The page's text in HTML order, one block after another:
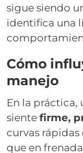
sigue siendo
identifica una
Cómo
manejo
En la práctica,
sientefirme,
curvas
que en